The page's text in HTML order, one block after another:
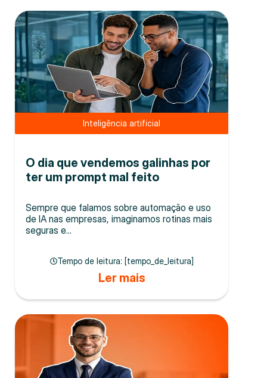
Inteligência artificial
O dia que vendemos galinhas por
ter um prompt mal feito
Sempre que falamos sobre automação e uso
de IA nas empresas, imaginamos rotinas mais
seguras e...
Tempo de leitura: [tempo_de_leitura]
Ler mais